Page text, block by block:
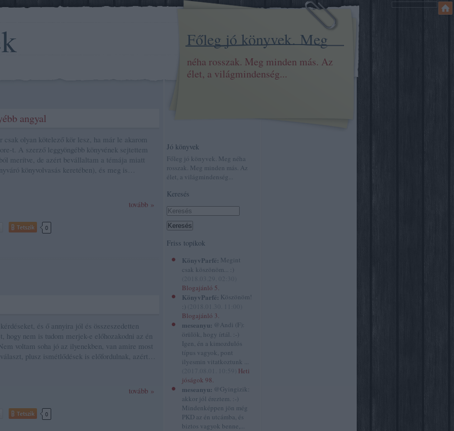
Főleg jó könyvek. Meg
néha rosszak. Meg minden más. Az
élet, a világmindenség...
Jó könyvek
Főleg jó könyvek. Meg néha
rosszak. Meg minden más. Az
élet, a világmindenség...
Keresés
Friss topikok
KönyvParfé: Megint
csak köszönöm... :)
Blogajánló 5.
KönyvParfé: Köszönöm!
:)
Blogajánló 3.
meseanyu: @Andi (F):
örülök, hogy írtál. :-)
Igen, én a kimozdulós
típus vagyok, pont
ilyesmin vitatkoztunk ...
Heti
jóságok 98.
meseanyu: @Gyingizik:
akkor jól éreztem. :-)
Mindenképpen jön még
PKD az én utcámba, és
biztos vagyok benne,...
angyal
csak olyan kötelező kör lesz, ha már le akarom
t. A szerző leggyöngébb könyvének sejtettem
merítve, de azért bevállaltam a témája miatt
könyvolvasás keretében), és meg is…
tovább »
Tetszik 0
és ő annyira jól és összeszedetten
hogy nem is tudom merjek-e előhozakodni az én
voltam soha jó az ilyenekben, van amire most
plusz ismétlődések is előfordulnak, azért…
tovább »
Tetszik 0